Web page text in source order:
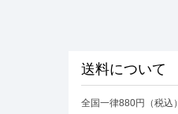
送料について
全国一律880円（税込）